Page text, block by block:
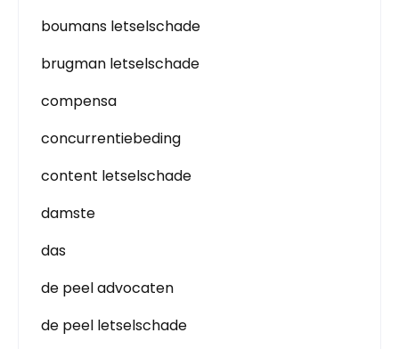
boumans letselschade
brugman letselschade
compensa
concurrentiebeding
content letselschade
damste
das
de peel advocaten
de peel letselschade